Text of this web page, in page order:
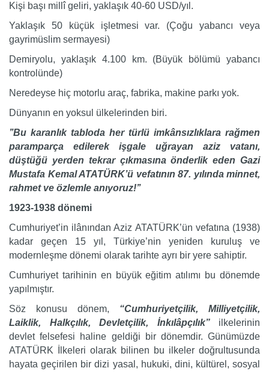
Kişi başı millî geliri, yaklaşık 40-60 USD/yıl.
Yaklaşık 50 küçük işletmesi var. (Çoğu yabancı veya
gayrimüslim sermayesi)
Demiryolu, yaklaşık 4.100 km. (Büyük bölümü yabancı
kontrolünde)
Neredeyse hiç motorlu araç, fabrika, makine parkı yok.
Dünyanın en yoksul ülkelerinden biri.
’’Bu karanlık tabloda her türlü imkânsızlıklara rağmen
paramparça edilerek işgale uğrayan aziz vatanı,
düştüğü yerden tekrar çıkmasına önderlik eden Gazi
Mustafa Kemal ATATÜRK’ü vefatının 87. yılında minnet,
rahmet ve özlemle anıyoruz!’’
1923-1938 dönemi
Cumhuriyet’in ilânından Aziz ATATÜRK’ün vefatına (1938)
kadar geçen 15 yıl, Türkiye’nin yeniden kuruluş ve
modernleşme dönemi olarak tarihte ayrı bir yere sahiptir.
Cumhuriyet tarihinin en büyük eğitim atılımı bu dönemde
yapılmıştır.
Söz konusu dönem, “Cumhuriyetçilik, Milliyetçilik,
Laiklik, Halkçılık, Devletçilik, İnkılâpçılık” ilkelerinin
devlet felsefesi haline geldiği bir dönemdir. Günümüzde
ATATÜRK İlkeleri olarak bilinen bu ilkeler doğrultusunda
hayata geçirilen bir dizi yasal, hukuki, dini, kültürel, sosyal